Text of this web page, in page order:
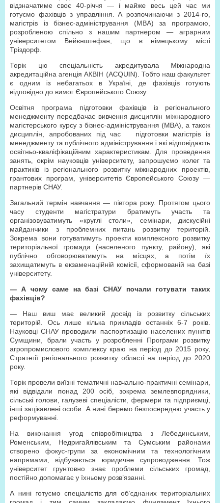
відзначатиме своє 40-річчя — і майже весь цей час ми
готуємо фахівців з управління. А розпочинаючи з 2014-го,
магістрів із бізнес-адміністрування (МВА) за програмою,
розробленою спільно з нашим партнером — аграрним
університетом Вейєнштефан, що в німецькому місті
Тріздорф.
Торік цю спеціальність акредитувала Міжнародна
акредитаційна агенція АКВІН (ACQUIN). Тобто наш факультет
є одним із небагатьох в Україні, де фахівців готують
відповідно до вимог Європейського Союзу.
Освітня програма підготовки фахівців із регіонального
менеджменту передбачає вивчення дисциплін міжнародного
магістерського курсу з бізнес-адміністрування (МВА), а також
дисциплін, апробованих під час підготовки магістрів із
менеджменту та публічного адміністрування і які відповідають
освітньо-кваліфікаційним характеристикам. Для проведення
занять, окрім науковців університету, запрошуємо колег та
практиків із регіонального розвитку міжнародних проектів,
грантових програм, університетів Європейського Союзу —
партнерів СНАУ.
Загальний термін навчання — півтора року. Протягом цього
часу студенти магістратури братимуть участь та
організовуватимуть «круглі столи», семінари, дискусійні
майданчики з проблемних питань розвитку територій.
Зокрема вони готуватимуть проекти комплексного розвитку
територіальної громади (населеного пункту, району), які
публічно обговорюватимуть на місцях, а потім їх
захищатимуть в екзаменаційній комісії, сформованій на базі
університету.
— А чому саме на базі СНАУ почали готувати таких
фахівців?
— Наш виш має великий досвід із розвитку сільських
територій. Ось лише кілька прикладів останніх 6-7 років.
Науковці СНАУ проводили паспортизацію населених пунктів
Сумщини, брали участь у розробленні Програми розвитку
агропромислового комплексу краю на період до 2015 року,
Стратегії регіонального розвитку області на період до 2020
року.
Торік провели виїзні тематичні навчально-практичні семінари,
які відвідали понад 200 осіб, зокрема землевпорядники,
сільські голови, галузеві спеціалісти, фермери та підприємці,
інші зацікавлені особи. А нині беремо безпосередню участь у
реформуванні.
На виконання угод співробітництва з Лебединським,
Роменським, Недригайлівським та Сумським районами
створено фокус-групи за економічним та технологічним
напрямами, відбувається юридичне супроводження. Тож
університет грунтовно знає проблеми сільських громад,
постійно допомагає у їхньому розв’язанні.
А нині готуємо спеціалістів для об’єднаних територіальних